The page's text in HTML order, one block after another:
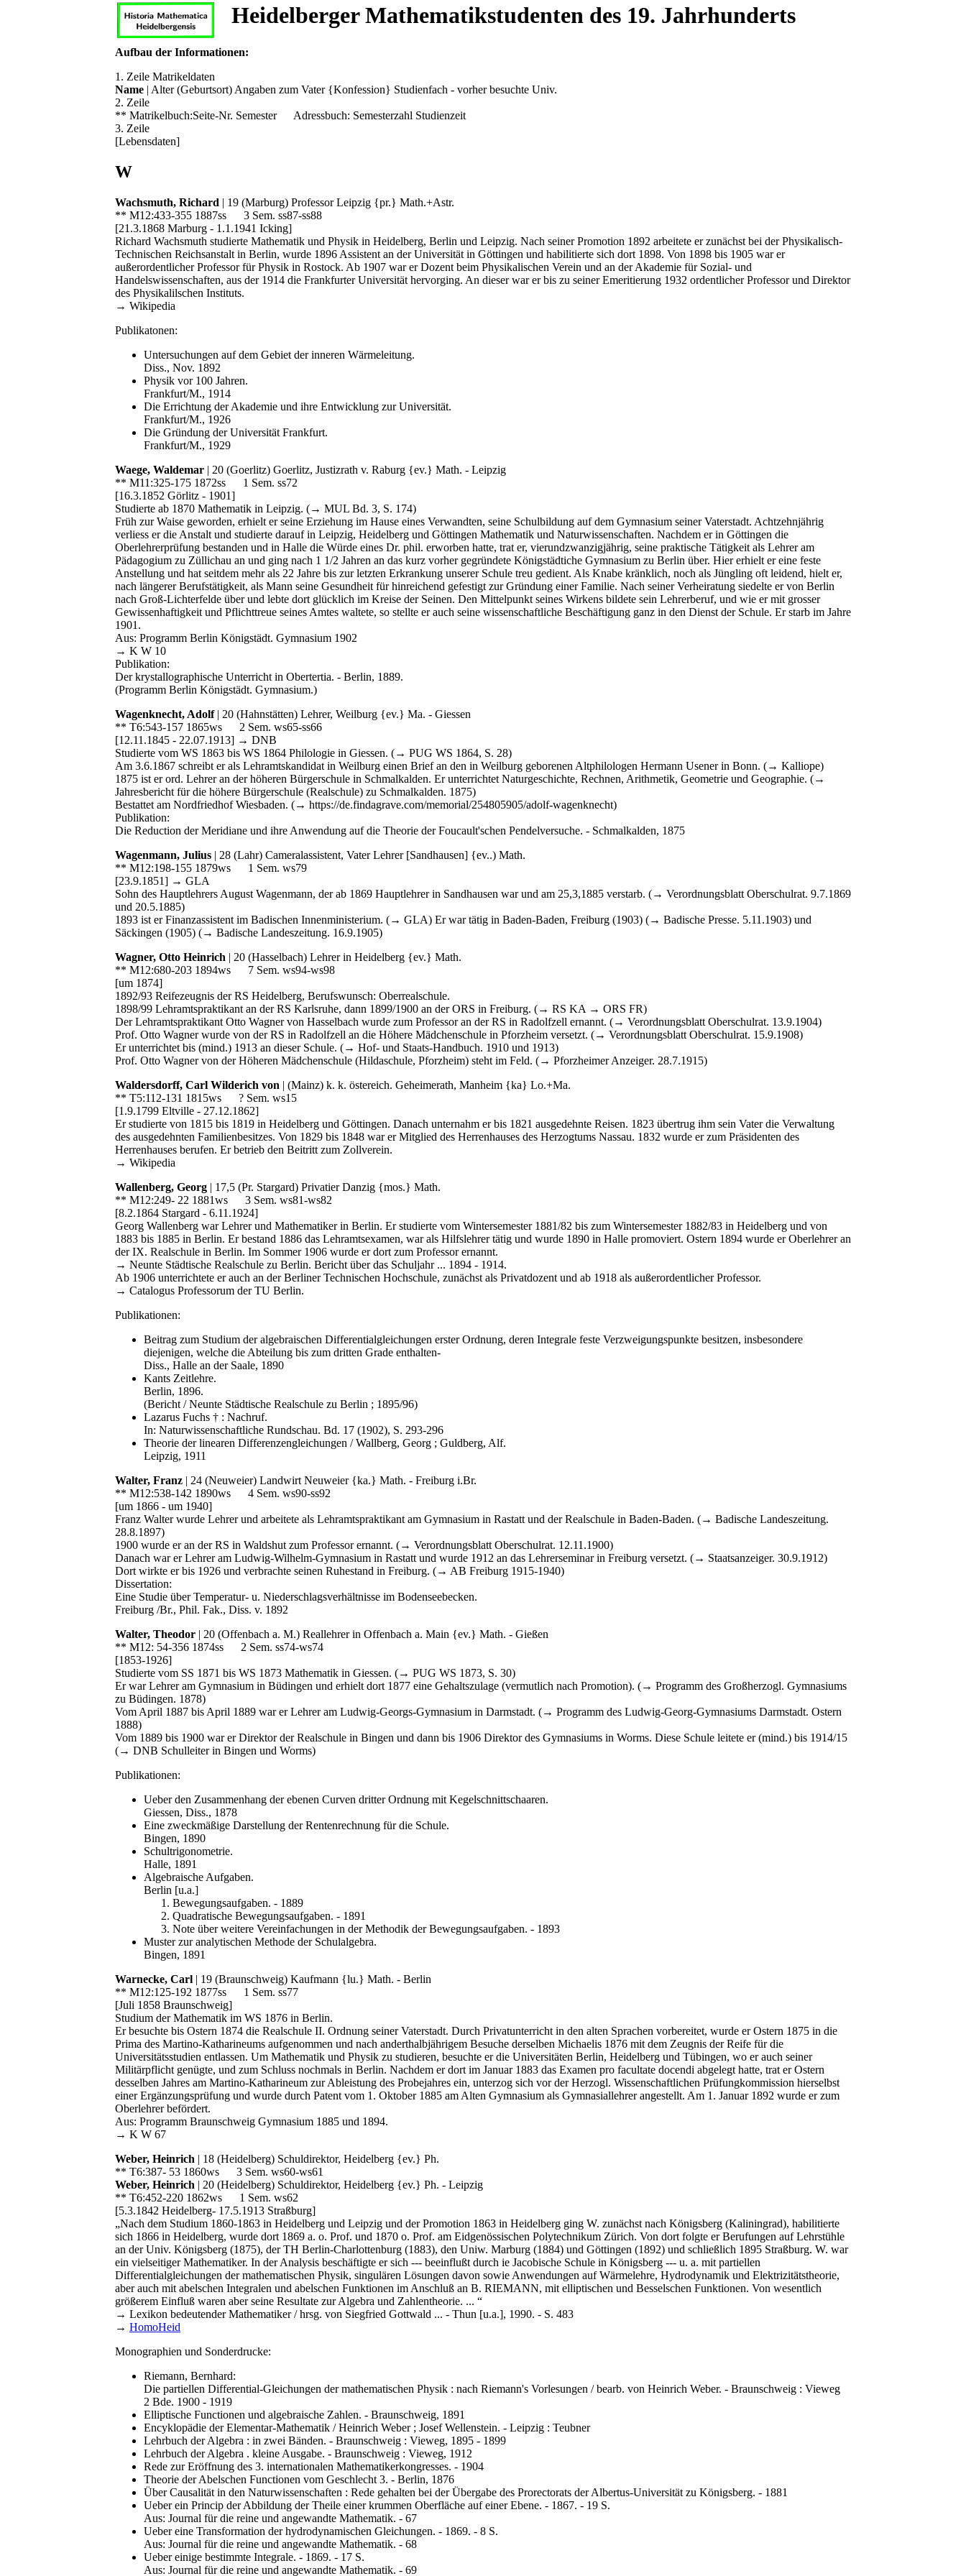
Heidelberger Mathematikstudenten des 19. Jahrhunderts
Aufbau der Informationen:
1. Zeile Matrikeldaten
Name | Alter (Geburtsort) Angaben zum Vater {Konfession} Studienfach - vorher besuchte Univ.
2. Zeile
** Matrikelbuch:Seite-Nr. Semester Adressbuch: Semesterzahl Studienzeit
3. Zeile
[Lebensdaten]
W
Wachsmuth, Richard | 19 (Marburg) Professor Leipzig {pr.} Math.+Astr.
** M12:433-355 1887ss 3 Sem. ss87-ss88
[21.3.1868 Marburg - 1.1.1941 Icking]
Richard Wachsmuth studierte Mathematik und Physik in Heidelberg, Berlin und Leipzig. Nach seiner Promotion 1892 arbeitete er zunächst bei der Physikalisch-
Technischen Reichsanstalt in Berlin, wurde 1896 Assistent an der Universität in Göttingen und habilitierte sich dort 1898. Von 1898 bis 1905 war er
außerordentlicher Professor für Physik in Rostock. Ab 1907 war er Dozent beim Physikalischen Verein und an der Akademie für Sozial- und
Handelswissenschaften, aus der 1914 die Frankfurter Universität hervorging. An dieser war er bis zu seiner Emeritierung 1932 ordentlicher Professor und Direktor
des Physikalilschen Instituts.
→ Wikipedia
Publikatonen:
Untersuchungen auf dem Gebiet der inneren Wärmeleitung.
Diss., Nov. 1892
Physik vor 100 Jahren.
Frankfurt/M., 1914
Die Errichtung der Akademie und ihre Entwicklung zur Universität.
Frankfurt/M., 1926
Die Gründung der Universität Frankfurt.
Frankfurt/M., 1929
Waege, Waldemar | 20 (Goerlitz) Goerlitz, Justizrath v. Raburg {ev.} Math. - Leipzig
** M11:325-175 1872ss 1 Sem. ss72
[16.3.1852 Görlitz - 1901]
Studierte ab 1870 Mathematik in Leipzig. (→ MUL Bd. 3, S. 174)
Früh zur Waise geworden, erhielt er seine Erziehung im Hause eines Verwandten, seine Schulbildung auf dem Gymnasium seiner Vaterstadt. Achtzehnjährig
verliess er die Anstalt und studierte darauf in Leipzig, Heidelberg und Göttingen Mathematik und Naturwissenschaften. Nachdem er in Göttingen die
Oberlehrerprüfung bestanden und in Halle die Würde eines Dr. phil. erworben hatte, trat er, vierundzwanzigjährig, seine praktische Tätigkeit als Lehrer am
Pädagogium zu Züllichau an und ging nach 1 1/2 Jahren an das kurz vorher gegründete Königstädtiche Gymnasium zu Berlin über. Hier erhielt er eine feste
Anstellung und hat seitdem mehr als 22 Jahre bis zur letzten Erkrankung unserer Schule treu gedient. Als Knabe kränklich, noch als Jüngling oft leidend, hielt er,
nach längerer Berufstätigkeit, als Mann seine Gesundheit für hinreichend gefestigt zur Gründung einer Familie. Nach seiner Verheiratung siedelte er von Berlin
nach Groß-Lichterfelde über und lebte dort glücklich im Kreise der Seinen. Den Mittelpunkt seines Wirkens bildete sein Lehrerberuf, und wie er mit grosser
Gewissenhaftigkeit und Pflichttreue seines Amtes waltete, so stellte er auch seine wissenschaftliche Beschäftigung ganz in den Dienst der Schule. Er starb im Jahre
1901.
Aus: Programm Berlin Königstädt. Gymnasium 1902
→ K W 10
Publikation:
Der krystallographische Unterricht in Obertertia. - Berlin, 1889.
(Programm Berlin Königstädt. Gymnasium.)
Wagenknecht, Adolf| 20 (Hahnstätten) Lehrer, Weilburg {ev.} Ma. - Giessen
** T6:543-157 1865ws 2 Sem. ws65-ss66
[12.11.1845 - 22.07.1913] → DNB
Studierte vom WS 1863 bis WS 1864 Philologie in Giessen. (→ PUG WS 1864, S. 28)
Am 3.6.1867 schreibt er als Lehramtskandidat in Weilburg einen Brief an den in Weilburg geborenen Altphilologen Hermann Usener in Bonn. (→ Kalliope)
1875 ist er ord. Lehrer an der höheren Bürgerschule in Schmalkalden. Er unterrichtet Naturgeschichte, Rechnen, Arithmetik, Geometrie und Geographie. (→
Jahresbericht für die höhere Bürgerschule (Realschule) zu Schmalkalden. 1875)
Bestattet am Nordfriedhof Wiesbaden. (→ https://de.findagrave.com/memorial/254805905/adolf-wagenknecht)
Publikation:
Die Reduction der Meridiane und ihre Anwendung auf die Theorie der Foucault'schen Pendelversuche. - Schmalkalden, 1875
Wagenmann, Julius | 28 (Lahr) Cameralassistent, Vater Lehrer [Sandhausen] {ev..) Math.
** M12:198-155 1879ws 1 Sem. ws79
[23.9.1851] → GLA
Sohn des Hauptlehrers August Wagenmann, der ab 1869 Hauptlehrer in Sandhausen war und am 25,3,1885 verstarb. (→ Verordnungsblatt Oberschulrat. 9.7.1869
und 20.5.1885)
1893 ist er Finanzassistent im Badischen Innenministerium. (→ GLA) Er war tätig in Baden-Baden, Freiburg (1903) (→ Badische Presse. 5.11.1903) und
Säckingen (1905) (→ Badische Landeszeitung. 16.9.1905)
Wagner, Otto Heinrich | 20 (Hasselbach) Lehrer in Heidelberg {ev.} Math.
** M12:680-203 1894ws 7 Sem. ws94-ws98
[um 1874]
1892/93 Reifezeugnis der RS Heidelberg, Berufswunsch: Oberrealschule.
1898/99 Lehramtspraktikant an der RS Karlsruhe, dann 1899/1900 an der ORS in Freiburg. (→ RS KA → ORS FR)
Der Lehramtspraktikant Otto Wagner von Hasselbach wurde zum Professor an der RS in Radolfzell ernannt. (→ Verordnungsblatt Oberschulrat. 13.9.1904)
Prof. Otto Wagner wurde von der RS in Radolfzell an die Höhere Mädchenschule in Pforzheim versetzt. (→ Verordnungsblatt Oberschulrat. 15.9.1908)
Er unterrichtet bis (mind.) 1913 an dieser Schule. (→ Hof- und Staats-Handbuch. 1910 und 1913)
Prof. Otto Wagner von der Höheren Mädchenschule (Hildaschule, Pforzheim) steht im Feld. (→ Pforzheimer Anzeiger. 28.7.1915)
Waldersdorff, Carl Wilderich von | (Mainz) k. k. östereich. Geheimerath, Manheim {ka} Lo.+Ma.
** T5:112-131 1815ws ? Sem. ws15
[1.9.1799 Eltville - 27.12.1862]
Er studierte von 1815 bis 1819 in Heidelberg und Göttingen. Danach unternahm er bis 1821 ausgedehnte Reisen. 1823 übertrug ihm sein Vater die Verwaltung
des ausgedehnten Familienbesitzes. Von 1829 bis 1848 war er Mitglied des Herrenhauses des Herzogtums Nassau. 1832 wurde er zum Präsidenten des
Herrenhauses berufen. Er betrieb den Beitritt zum Zollverein.
→ Wikipedia
Wallenberg, Georg | 17,5 (Pr. Stargard) Privatier Danzig {mos.} Math.
** M12:249- 22 1881ws 3 Sem. ws81-ws82
[8.2.1864 Stargard - 6.11.1924]
Georg Wallenberg war Lehrer und Mathematiker in Berlin. Er studierte vom Wintersemester 1881/82 bis zum Wintersemester 1882/83 in Heidelberg und von
1883 bis 1885 in Berlin. Er bestand 1886 das Lehramtsexamen, war als Hilfslehrer tätig und wurde 1890 in Halle promoviert. Ostern 1894 wurde er Oberlehrer an
der IX. Realschule in Berlin. Im Sommer 1906 wurde er dort zum Professor ernannt.
→ Neunte Städtische Realschule zu Berlin. Bericht über das Schuljahr ... 1894 - 1914.
Ab 1906 unterrichtete er auch an der Berliner Technischen Hochschule, zunächst als Privatdozent und ab 1918 als außerordentlicher Professor.
→ Catalogus Professorum der TU Berlin.
Publikationen:
Beitrag zum Studium der algebraischen Differentialgleichungen erster Ordnung, deren Integrale feste Verzweigungspunkte besitzen, insbesondere
diejenigen, welche die Abteilung bis zum dritten Grade enthalten-
Diss., Halle an der Saale, 1890
Kants Zeitlehre.
Berlin, 1896.
(Bericht / Neunte Städtische Realschule zu Berlin ; 1895/96)
Lazarus Fuchs † : Nachruf.
In: Naturwissenschaftliche Rundschau. Bd. 17 (1902), S. 293-296
Theorie der linearen Differenzengleichungen / Wallberg, Georg ; Guldberg, Alf.
Leipzig, 1911
Walter, Franz | 24 (Neuweier) Landwirt Neuweier {ka.} Math. - Freiburg i.Br.
** M12:538-142 1890ws 4 Sem. ws90-ss92
[um 1866 - um 1940]
Franz Walter wurde Lehrer und arbeitete als Lehramtspraktikant am Gymnasium in Rastatt und der Realschule in Baden-Baden. (→ Badische Landeszeitung.
28.8.1897)
1900 wurde er an der RS in Waldshut zum Professor ernannt. (→ Verordnungsblatt Oberschulrat. 12.11.1900)
Danach war er Lehrer am Ludwig-Wilhelm-Gymnasium in Rastatt und wurde 1912 an das Lehrerseminar in Freiburg versetzt. (→ Staatsanzeiger. 30.9.1912)
Dort wirkte er bis 1926 und verbrachte seinen Ruhestand in Freiburg. (→ AB Freiburg 1915-1940)
Dissertation:
Eine Studie über Temperatur- u. Niederschlagsverhältnisse im Bodenseebecken.
Freiburg /Br., Phil. Fak., Diss. v. 1892
Walter, Theodor | 20 (Offenbach a. M.) Reallehrer in Offenbach a. Main {ev.} Math. - Gießen
** M12: 54-356 1874ss 2 Sem. ss74-ws74
[1853-1926]
Studierte vom SS 1871 bis WS 1873 Mathematik in Giessen. (→ PUG WS 1873, S. 30)
Er war Lehrer am Gymnasium in Büdingen und erhielt dort 1877 eine Gehaltszulage (vermutlich nach Promotion). (→ Programm des Großherzogl. Gymnasiums
zu Büdingen. 1878)
Vom April 1887 bis April 1889 war er Lehrer am Ludwig-Georgs-Gymnasium in Darmstadt. (→ Programm des Ludwig-Georg-Gymnasiums Darmstadt. Ostern
1888)
Vom 1889 bis 1900 war er Direktor der Realschule in Bingen und dann bis 1906 Direktor des Gymnasiums in Worms. Diese Schule leitete er (mind.) bis 1914/15
(→ DNB Schulleiter in Bingen und Worms)
Publikationen:
Ueber den Zusammenhang der ebenen Curven dritter Ordnung mit Kegelschnittschaaren.
Giessen, Diss., 1878
Eine zweckmäßige Darstellung der Rentenrechnung für die Schule.
Bingen, 1890
Schultrigonometrie.
Halle, 1891
Algebraische Aufgaben.
Berlin [u.a.]
Bewegungsaufgaben. - 1889
Quadratische Bewegungsaufgaben. - 1891
Note über weitere Vereinfachungen in der Methodik der Bewegungsaufgaben. - 1893
Muster zur analytischen Methode der Schulalgebra.
Bingen, 1891
Warnecke, Carl | 19 (Braunschweig) Kaufmann {lu.} Math. - Berlin
** M12:125-192 1877ss 1 Sem. ss77
[Juli 1858 Braunschweig]
Studium der Mathematik im WS 1876 in Berlin.
Er besuchte bis Ostern 1874 die Realschule II. Ordnung seiner Vaterstadt. Durch Privatunterricht in den alten Sprachen vorbereitet, wurde er Ostern 1875 in die
Prima des Martino-Katharineums aufgenommen und nach anderthalbjährigem Besuche derselben Michaelis 1876 mit dem Zeugnis der Reife für die
Universitätsstudien entlassen. Um Mathematik und Physik zu studieren, besuchte er die Universitäten Berlin, Heidelberg und Tübingen, wo er auch seiner
Militärpflicht genügte, und zum Schluss nochmals in Berlin. Nachdem er dort im Januar 1883 das Examen pro facultate docendi abgelegt hatte, trat er Ostern
desselben Jahres am Martino-Katharineum zur Ableistung des Probejahres ein, unterzog sich vor der Herzogl. Wissenschaftlichen Prüfungkommission hierselbst
einer Ergänzungsprüfung und wurde durch Patent vom 1. Oktober 1885 am Alten Gymnasium als Gymnasiallehrer angestellt. Am 1. Januar 1892 wurde er zum
Oberlehrer befördert.
Aus: Programm Braunschweig Gymnasium 1885 und 1894.
→ K W 67
Weber, Heinrich | 18 (Heidelberg) Schuldirektor, Heidelberg {ev.} Ph.
** T6:387- 53 1860ws 3 Sem. ws60-ws61
Weber, Heinrich | 20 (Heidelberg) Schuldirektor, Heidelberg {ev.} Ph. - Leipzig
** T6:452-220 1862ws 1 Sem. ws62
[5.3.1842 Heidelberg- 17.5.1913 Straßburg]
„Nach dem Studium 1860-1863 in Heidelberg und Leipzig und der Promotion 1863 in Heidelberg ging W. zunächst nach Königsberg (Kaliningrad), habilitierte
sich 1866 in Heidelberg, wurde dort 1869 a. o. Prof. und 1870 o. Prof. am Eidgenössischen Polytechnikum Zürich. Von dort folgte er Berufungen auf Lehrstühle
an der Univ. Königsberg (1875), der TH Berlin-Charlottenburg (1883), den Uniw. Marburg (1884) und Göttingen (1892) und schließlich 1895 Straßburg. W. war
ein vielseitiger Mathematiker. In der Analysis beschäftigte er sich --- beeinflußt durch ie Jacobische Schule in Königsberg --- u. a. mit partiellen
Differentialgleichungen der mathematischen Physik, singulären Lösungen davon sowie Anwendungen auf Wärmelehre, Hydrodynamik und Elektrizitätstheorie,
aber auch mit abelschen Integralen und abelschen Funktionen im Anschluß an B. RIEMANN, mit elliptischen und Besselschen Funktionen. Von wesentlich
größerem Einfluß waren aber seine Resultate zur Algebra und Zahlentheorie. ... “
→ Lexikon bedeutender Mathematiker / hrsg. von Siegfried Gottwald ... - Thun [u.a.], 1990. - S. 483
→ HomoHeid
Monographien und Sonderdrucke:
Riemann, Bernhard:
Die partiellen Differential-Gleichungen der mathematischen Physik : nach Riemann's Vorlesungen / bearb. von Heinrich Weber. - Braunschweig : Vieweg
2 Bde. 1900 - 1919
Elliptische Functionen und algebraische Zahlen. - Braunschweig, 1891
Encyklopädie der Elementar-Mathematik / Heinrich Weber ; Josef Wellenstein. - Leipzig : Teubner
Lehrbuch der Algebra : in zwei Bänden. - Braunschweig : Vieweg, 1895 - 1899
Lehrbuch der Algebra . kleine Ausgabe. - Braunschweig : Vieweg, 1912
Rede zur Eröffnung des 3. internationalen Mathematikerkongresses. - 1904
Theorie der Abelschen Functionen vom Geschlecht 3. - Berlin, 1876
Über Causalität in den Naturwissenschaften : Rede gehalten bei der Übergabe des Prorectorats der Albertus-Universität zu Königsberg. - 1881
Ueber ein Princip der Abbildung der Theile einer krummen Oberfläche auf einer Ebene. - 1867. - 19 S.
Aus: Journal für die reine und angewandte Mathematik. - 67
Ueber eine Transformation der hydrodynamischen Gleichungen. - 1869. - 8 S.
Aus: Journal für die reine und angewandte Mathematik. - 68
Ueber einige bestimmte Integrale. - 1869. - 17 S.
Aus: Journal für die reine und angewandte Mathematik. - 69